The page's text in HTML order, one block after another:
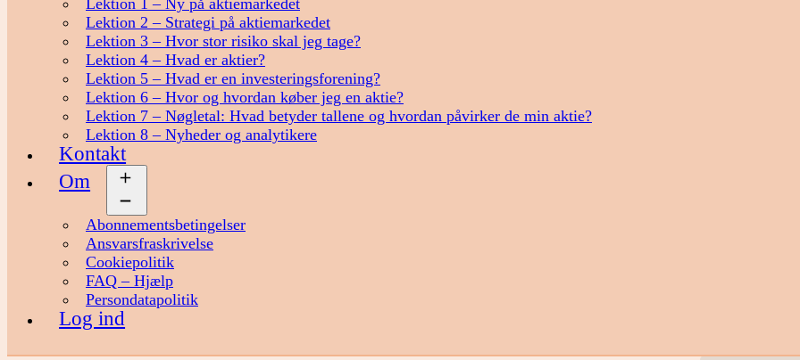
Lektion 1 – Ny på aktiemarkedet
Lektion 2 – Strategi på aktiemarkedet
Lektion 3 – Hvor stor risiko skal jeg tage?
Lektion 4 – Hvad er aktier?
Lektion 5 – Hvad er en investeringsforening?
Lektion 6 – Hvor og hvordan køber jeg en aktie?
Lektion 7 – Nøgletal: Hvad betyder tallene og hvordan påvirker de min aktie?
Lektion 8 – Nyheder og analytikere
Kontakt
Om
Abonnementsbetingelser
Ansvarsfraskrivelse
Cookiepolitik
FAQ – Hjælp
Persondatapolitik
Log ind